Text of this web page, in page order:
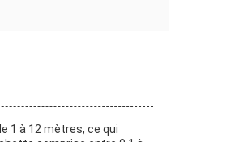
1 à 12 mètres, ce qui